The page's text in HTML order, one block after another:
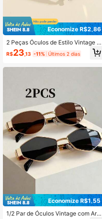
Economize R$2,86
2 Peças Óculos de Estilo Vintage co
m Formato Oval para Mulheres, Ace
ssório Elegante de Roupa para Viag
R$23 ,13 -11% Últimos 2 dias
Economize R$1,55
1/2 Par de Óculos Vintage com Arm